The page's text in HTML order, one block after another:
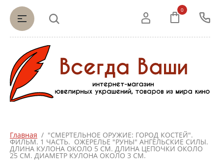
0
Главная
  /  "СМЕРТЕЛЬНОЕ ОРУЖИЕ: ГОРОД КОСТЕЙ".
ФИЛЬМ. 1 ЧАСТЬ.  ОЖЕРЕЛЬЕ "РУНЫ" АНГЕЛЬСКИЕ СИЛЫ.
ДЛИНА КУЛОНА ОКОЛО 5 СМ. ДЛИНА ЦЕПОЧКИ ОКОЛО
25 СМ. ДИАМЕТР КУЛОНА ОКОЛО 3 СМ.